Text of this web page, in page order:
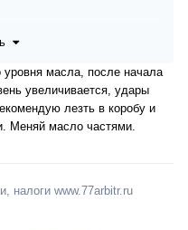
вопрос)))
стоянки жуткие
и "P" на "R". Весь корпус
явно сильнее или явно
уровня масла, после начала
увеличивается, удары
лезть в коробу и
Меняй масло частями.
налоги www.77arbitr.ru